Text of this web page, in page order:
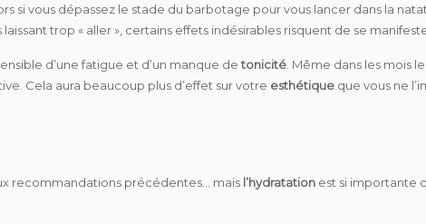
si vous dépassez le stade du barbotage pour vous lancer dans la
trop « aller », certains effets indésirables risquent de se
d’une fatigue et d’un manque detonicité . Même dans les mois
Cela aura beaucoup plus d’effet sur votre esthétique que vous ne
recommandations précédentes… mais l’hydratation est si importante